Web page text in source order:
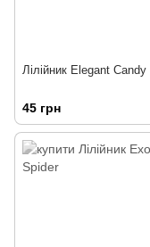
Лілійник Elegant Candy
45 грн